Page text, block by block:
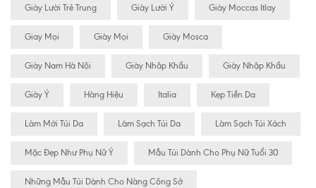
Giày Lười Trẻ Trung Giày Lười Ý Giày Moccas Itlay
Giay Mọi Giày Mọi Giày Mosca
Giày Nam Hà Nội Giày Nhâp Khẩu Giày Nhập Khẩu
Giày Ý Hàng Hiệu Italia Kẹp Tiền Da
Làm Mới Túi Da Làm Sạch Túi Da Làm Sạch Túi Xách
Mặc Đẹp Như Phụ Nữ Ý Mẫu Túi Dành Cho Phụ Nữ Tuổi 30
Những Mẫu Túi Dành Cho Nàng Công Sở